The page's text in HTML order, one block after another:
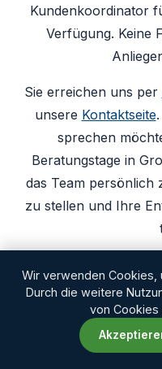
Kundenkoordinator
Verfügung. Keine
Sie erreichen uns per
unsere Kontaktseite
sprechen
Beratungstage in
das Team persönlich
zu stellen und Ihre
andere aufgebaut
Get Your
WhatsApp
Wir verwenden Cookies,
Durch die weitere
von Cookies